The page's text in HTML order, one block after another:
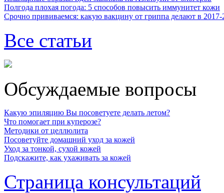
Полгода плохая погода: 5 способов повысить иммунитет кожи
Срочно прививаемся: какую вакцину от гриппа делают в 2017-
Все статьи
Обсуждаемые вопросы
Какую эпиляцию Вы посоветуете делать летом?
Что помогает при куперозе?
Методики от целлюлита
Посоветуйте домашний уход за кожей
Уход за тонкой, сухой кожей
Подскажите, как ухаживать за кожей
Страница консультаций